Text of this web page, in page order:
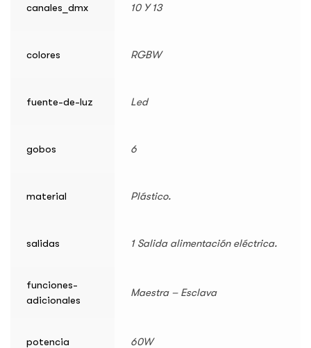
canales_dmx 10 Y 13
colores RGBW
fuente-de-luz Led
gobos 6
material Plástico.
salidas 1 Salida alimentación eléctrica.
funciones-
adicionales
Maestra – Esclava
potencia 60W